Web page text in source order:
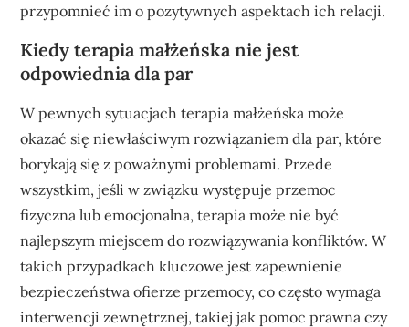
przypomnieć im o pozytywnych aspektach ich relacji.
Kiedy terapia małżeńska nie jest
odpowiednia dla par
W pewnych sytuacjach terapia małżeńska może
okazać się niewłaściwym rozwiązaniem dla par, które
borykają się z poważnymi problemami. Przede
wszystkim, jeśli w związku występuje przemoc
fizyczna lub emocjonalna, terapia może nie być
najlepszym miejscem do rozwiązywania konfliktów. W
takich przypadkach kluczowe jest zapewnienie
bezpieczeństwa ofierze przemocy, co często wymaga
interwencji zewnętrznej, takiej jak pomoc prawna czy